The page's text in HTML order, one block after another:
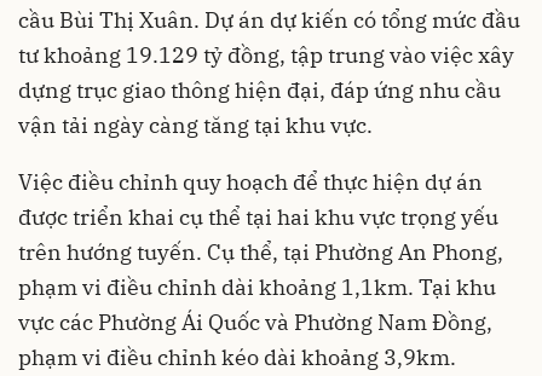
cầu Bùi Thị Xuân. Dự án dự kiến có tổng mức đầu
tư khoảng 19.129 tỷ đồng, tập trung vào việc xây
dựng trục giao thông hiện đại, đáp ứng nhu cầu
vận tải ngày càng tăng tại khu vực.
Việc điều chỉnh quy hoạch để thực hiện dự án
được triển khai cụ thể tại hai khu vực trọng yếu
trên hướng tuyến. Cụ thể, tại Phường An Phong,
phạm vi điều chỉnh dài khoảng 1,1km. Tại khu
vực các Phường Ái Quốc và Phường Nam Đồng,
phạm vi điều chỉnh kéo dài khoảng 3,9km.